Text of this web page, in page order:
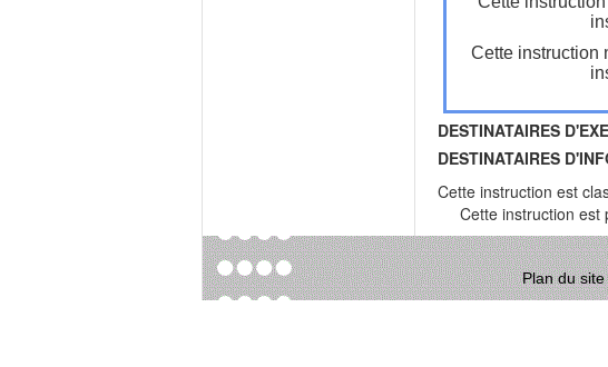
Cette instruction
DESTINATAIRES
DESTINATAIRES
Cette instruction est
Cette instruction est
Plan du site